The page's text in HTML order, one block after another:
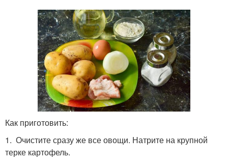
Как приготовить:
1. Очистите сразу же все овощи. Натрите на крупной
терке картофель.